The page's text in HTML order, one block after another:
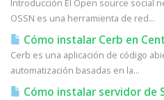
Introducción El Open source social
OSSN es una herramienta de red...
Cómo instalar Cerb en
Cerb es una aplicación de código
automatización basadas en la...
Cómo instalar servidor de